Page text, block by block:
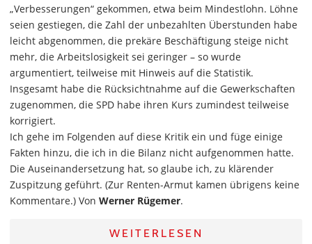
„Verbesserungen“ gekommen, etwa beim Mindestlohn. Löhne
seien gestiegen, die Zahl der unbezahlten Überstunden habe
leicht abgenommen, die prekäre Beschäftigung steige nicht
mehr, die Arbeitslosigkeit sei geringer – so wurde
argumentiert, teilweise mit Hinweis auf die Statistik.
Insgesamt habe die Rücksichtnahme auf die Gewerkschaften
zugenommen, die SPD habe ihren Kurs zumindest teilweise
korrigiert.
Ich gehe im Folgenden auf diese Kritik ein und füge einige
Fakten hinzu, die ich in die Bilanz nicht aufgenommen hatte.
Die Auseinandersetzung hat, so glaube ich, zu klärender
Zuspitzung geführt. (Zur Renten-Armut kamen übrigens keine
Kommentare.) Von Werner Rügemer.
WEITERLESEN